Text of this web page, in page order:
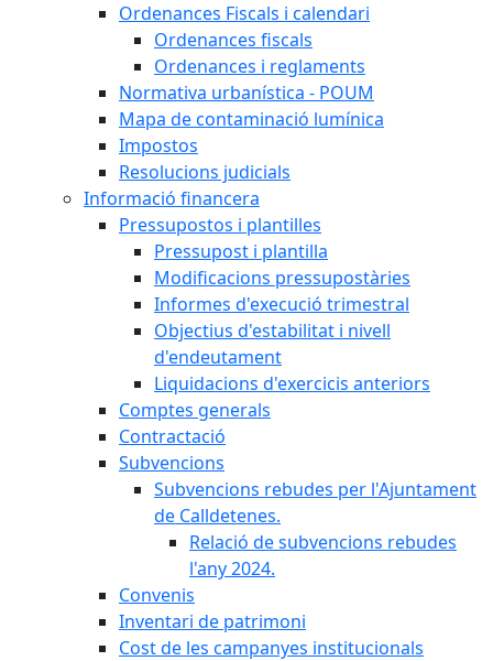
Ordenances Fiscals i calendari
Ordenances fiscals
Ordenances i reglaments
Normativa urbanística - POUM
Mapa de contaminació lumínica
Impostos
Resolucions judicials
Informació financera
Pressupostos i plantilles
Pressupost i plantilla
Modificacions pressupostàries
Informes d'execució trimestral
Objectius d'estabilitat i nivell
d'endeutament
Liquidacions d'exercicis anteriors
Comptes generals
Contractació
Subvencions
Subvencions rebudes per l'Ajuntament
de Calldetenes.
Relació de subvencions rebudes
l'any 2024.
Convenis
Inventari de patrimoni
Cost de les campanyes institucionals